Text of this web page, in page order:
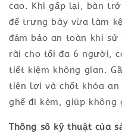
cao. Khi gấp lại, bàn
để trưng bày vừa làm
đảm bảo an toàn khi
rãi cho tối đa 6 người,
tiết kiệm không gian.
tiện lợi và chốt khóa
ghế đi kèm, giúp không
Thông số kỹ thuật của